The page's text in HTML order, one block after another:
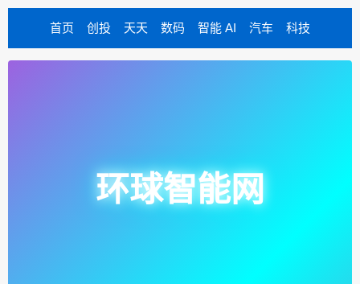
首页 创投 天天 数码 智能 AI 汽车 科技
环球智能网